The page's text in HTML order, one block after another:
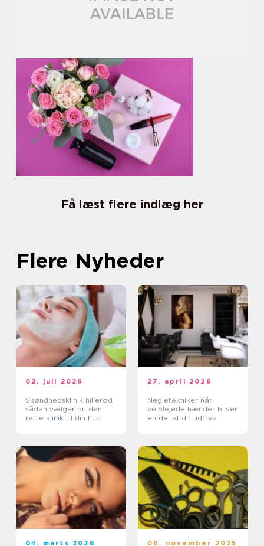
Få læst flere indlæg her
Flere Nyheder
02. juli 2026
Skøndhedsklinik hillerød
sådan vælger du den
rette klinik til din hud
27. april 2026
Negletekniker når
velplejede hænder bliver
en del af dit udtryk
04. marts 2026 06. november 2025